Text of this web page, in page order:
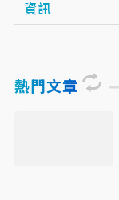
資訊
熱門文章